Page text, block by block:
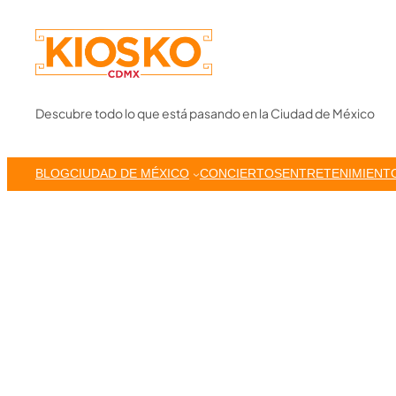
content
Descubre todo lo que está pasando en la Ciudad de México
BLOGCIUDAD DE MÉXICO CONCIERTOS